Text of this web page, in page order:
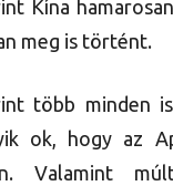
Kína
meg is történt.
több minden
ok, hogy az
Valamint